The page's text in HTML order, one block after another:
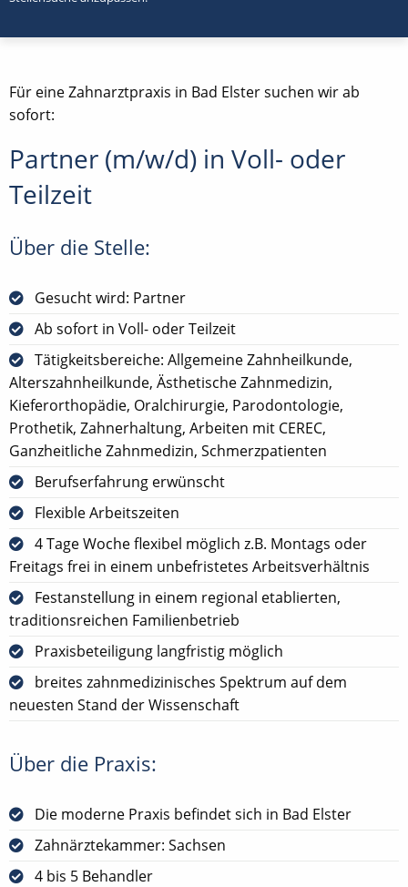
Für eine Zahnarztpraxis in Bad Elster suchen wir ab
sofort:
Partner (m/w/d) in Voll- oder
Teilzeit
Über die Stelle:
Gesucht wird: Partner
Ab sofort in Voll- oder Teilzeit
Tätigkeitsbereiche: Allgemeine Zahnheilkunde,
Alterszahnheilkunde, Ästhetische Zahnmedizin,
Kieferorthopädie, Oralchirurgie, Parodontologie,
Prothetik, Zahnerhaltung, Arbeiten mit CEREC,
Ganzheitliche Zahnmedizin, Schmerzpatienten
Berufserfahrung erwünscht
Flexible Arbeitszeiten
4 Tage Woche flexibel möglich z.B. Montags oder
Freitags frei in einem unbefristetes Arbeitsverhältnis
Festanstellung in einem regional etablierten,
traditionsreichen Familienbetrieb
Praxisbeteiligung langfristig möglich
breites zahnmedizinisches Spektrum auf dem
neuesten Stand der Wissenschaft
Über die Praxis:
Die moderne Praxis befindet sich in Bad Elster
Zahnärztekammer: Sachsen
4 bis 5 Behandler